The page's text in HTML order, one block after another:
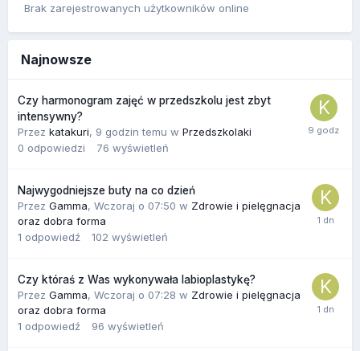
Brak zarejestrowanych użytkowników online
Najnowsze
Czy harmonogram zajęć w przedszkolu jest zbyt
intensywny?
Przez katakuri, 9 godzin temu w Przedszkolaki
0 odpowiedzi 76 wyświetleń
Najwygodniejsze buty na co dzień
Przez Gamma, Wczoraj o 07:50 w Zdrowie i pielęgnacja
oraz dobra forma
1 odpowiedź 102 wyświetleń
Czy któraś z Was wykonywała labioplastykę?
Przez Gamma, Wczoraj o 07:28 w Zdrowie i pielęgnacja
oraz dobra forma
1 odpowiedź 96 wyświetleń